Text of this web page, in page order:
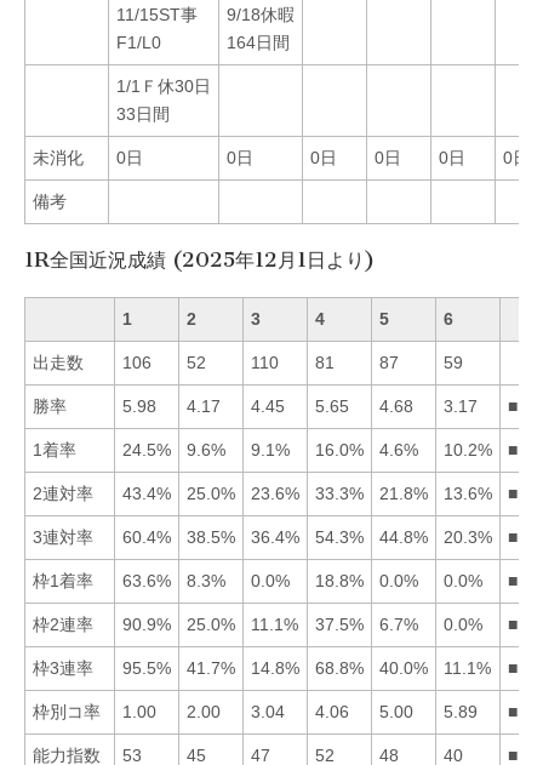
11/15ST事
F1/L0
9/18休暇
164日間
1/1Ｆ休30日
33日間
未消化 0日 0日 0日 0日 0日 0日
備考
1R全国近況成績 (2025年12月1日より)
1 2 3 4 5 6
出走数 106 52 110 81 87 59
勝率 5.98 4.17 4.45 5.65 4.68 3.17
1着率 24.5% 9.6% 9.1% 16.0% 4.6% 10.2%
2連対率 43.4% 25.0% 23.6% 33.3% 21.8% 13.6%
3連対率 60.4% 38.5% 36.4% 54.3% 44.8% 20.3%
枠1着率 63.6% 8.3% 0.0% 18.8% 0.0% 0.0%
枠2連率 90.9% 25.0% 11.1% 37.5% 6.7% 0.0%
枠3連率 95.5% 41.7% 14.8% 68.8% 40.0% 11.1%
枠別コ率 1.00 2.00 3.04 4.06 5.00 5.89
能力指数 53 45 47 52 48 40